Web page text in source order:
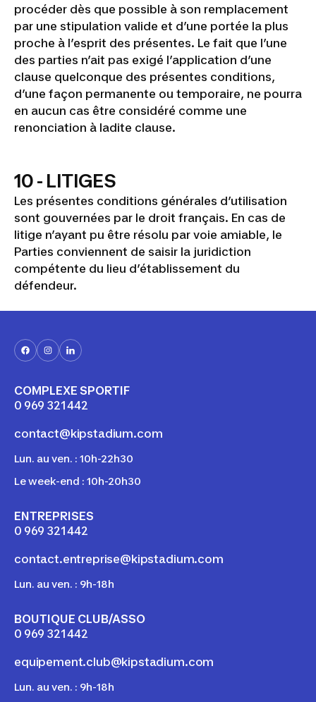
procéder dès que possible à son remplacement
par une stipulation valide et d’une portée la plus
proche à l’esprit des présentes. Le fait que l’une
des parties n’ait pas exigé l’application d’une
clause quelconque des présentes conditions,
d’une façon permanente ou temporaire, ne pourra
en aucun cas être considéré comme une
renonciation à ladite clause.
10 - LITIGES
Les présentes conditions générales d’utilisation
sont gouvernées par le droit français. En cas de
litige n’ayant pu être résolu par voie amiable, le
Parties conviennent de saisir la juridiction
compétente du lieu d’établissement du
défendeur.
COMPLEXE SPORTIF
0 969 321 442
contact@kipstadium.com
Lun. au ven. : 10h-22h30
Le week-end : 10h-20h30
ENTREPRISES
0 969 321 442
contact.entreprise@kipstadium.com
Lun. au ven. : 9h-18h
BOUTIQUE CLUB/ASSO
0 969 321 442
equipement.club@kipstadium.com
Lun. au ven. : 9h-18h